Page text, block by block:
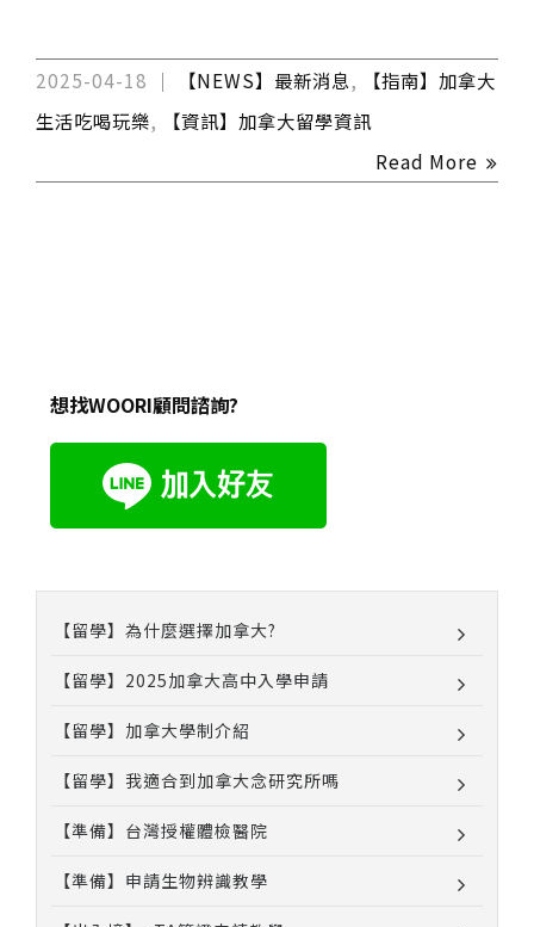
2025-04-18 【NEWS】最新消息,
【指南】加拿大
生活吃喝玩樂,
【資訊】加拿大留學資訊
Read More
想找WOORI顧問諮詢?
【留學】為什麼選擇加拿大?
【留學】2025加拿大高中入學申請
【留學】加拿大學制介紹
【留學】我適合到加拿大念研究所嗎
【準備】台灣授權體檢醫院
【準備】申請生物辨識教學